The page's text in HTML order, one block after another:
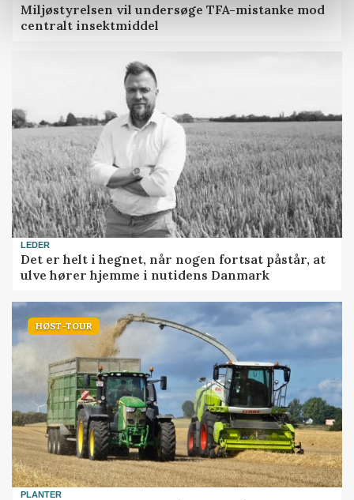
Miljøstyrelsen vil undersøge TFA-mistanke mod
centralt insektmiddel
LEDER
Det er helt i hegnet, når nogen fortsat påstår, at
ulve hører hjemme i nutidens Danmark
HØST-TOUR
PLANTER